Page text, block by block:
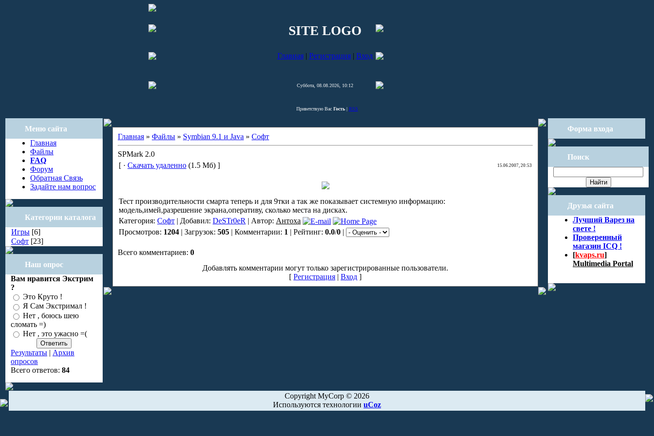
SITE LOGO
Главная| Регистрация| Вход
Суббота, 08.08.2026, 10:12
Приветствую Вас Гость| RSS
Меню сайта
Главная
Файлы
FAQ
Форум
Обратная Связь
Задайте нам вопрос
Категории каталога
Игры [6]
Софт [23]
Наш опрос
Вам нравится Экстрим
?
Это Круто !
Я Сам Экстримал !
Нет , боюсь шею
сломать =)
Нет , это ужасно =(
Результаты | Архив
опросов
Всего ответов: 84
Главная » Файлы » Symbian 9.1 и Java » Софт
SPMark 2.0
[ · Скачать удаленно (1.5 Мб) ] 15.06.2007, 20:53
Тест производительности смарта теперь и для 9тки а так же показывает системную информацию:
модель,имей,разрешение экрана,оперативу, сколько места на дисках.
Категория: Софт | Добавил: DeSTr0eR | Автор: Антоха
Просмотров: 1204 | Загрузок: 505 | Комментарии: 1 | Рейтинг: 0.0/0 |
Всего комментариев: 0
Добавлять комментарии могут только зарегистрированные пользователи.
[ Регистрация | Вход ]
Форма входа
Поиск
Друзья сайта
Лучший Варез на
свете !
Проверенный
магазин ICQ !
[kvaps.ru]
Multimedia Portal
Copyright MyCorp © 2026
Используются технологии uCoz